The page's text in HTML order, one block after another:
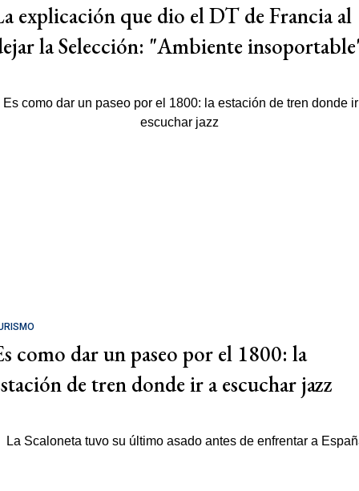
explicación que dio el DT de Francia al
la Selección: "Ambiente
como dar un paseo por el 1800: la
de tren donde ir a escuchar jazz